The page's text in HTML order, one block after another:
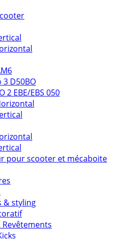
D50BO
2 EBE/EBS 050
pour scooter et mécaboite
& styling